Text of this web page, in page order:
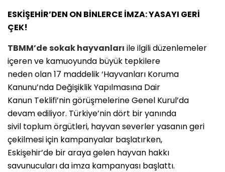
ESKİŞEHİR’DEN ON BİNLERCE İMZA: YASAYI GERİ
ÇEK!
TBMM’desokak hayvanları ile ilgili düzenlemeler
içeren ve kamuoyunda büyük tepkilere
neden olan 17 maddelik ‘Hayvanları Koruma
Kanunu’nda Değişiklik Yapılmasına Dair
Kanun Teklifi’nin görüşmelerine Genel Kurul’da
devam ediliyor. Türkiye’nin dört bir yanında
sivil toplum örgütleri, hayvan severler yasanın geri
çekilmesi için kampanyalar başlatırken,
Eskişehir’de bir araya gelen hayvan hakkı
savunucuları da imza kampanyası başlattı.